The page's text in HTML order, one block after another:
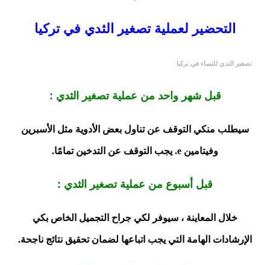
التحضير لعملية تصغير الثدي في تركيا
تصغير الثدي للنساء في تركيا
قبل شهر واحد من عملية تصغير الثدي :
سيطلب منكي التوقف عن تناول بعض الأدوية مثل الأسبرين
وفيتامين e. يجب التوقف عن التدخين تمامًا.
قبل أسبوع من عملية تصغير الثدي :
خلال المعاينة ، سيوفر لكي جراح التجميل الخاص بكي
الإرشادات الهامة التي يجب اتباعها لضمان تحقيق نتائج ناجحة.